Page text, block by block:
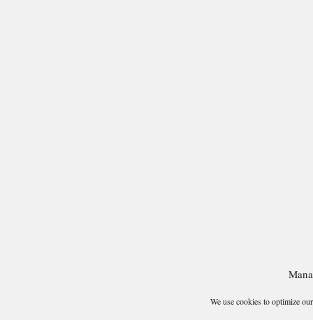
We use cookies to optimize